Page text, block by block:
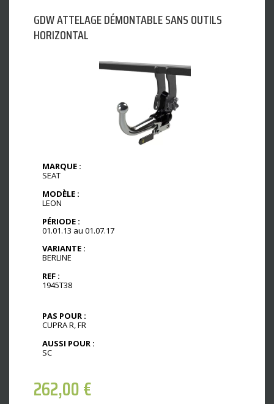
GDW ATTELAGE DÉMONTABLE SANS OUTILS
HORIZONTAL
MARQUE :
SEAT
MODÈLE :
LEON
PÉRIODE :
01.01.13 au 01.07.17
VARIANTE :
BERLINE
REF :
1945T38
PAS POUR :
CUPRA R, FR
AUSSI POUR :
SC
262,00€